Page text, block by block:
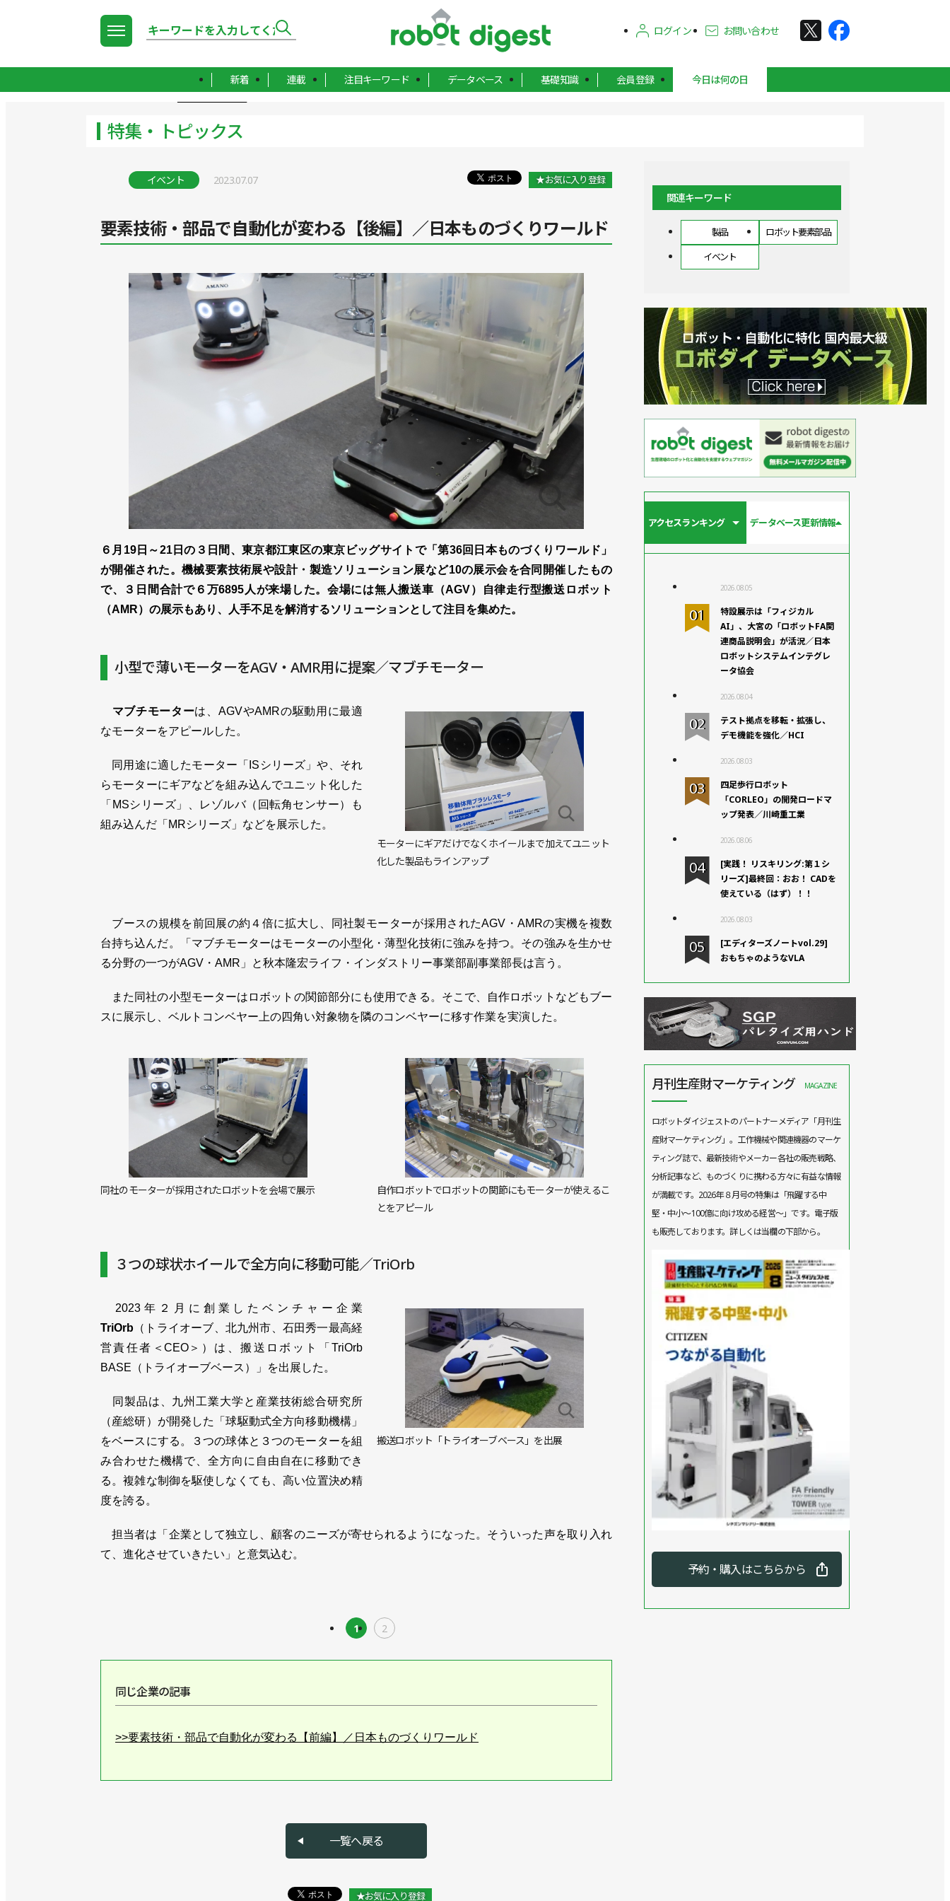
ログイン お問い合わせ
新着 連載 注目キーワード データベース 基礎知識 会員登録 今日は何の日
特集・トピックス
イベント 2023.07.07 ★お気に入り登録
要素技術・部品で自動化が変わる【後編】／日本ものづくりワールド
６月19日～21日の３日間、東京都江東区の東京ビッグサイトで「第36回日本ものづくりワールド」
が開催された。機械要素技術展や設計・製造ソリューション展など10の展示会を合同開催したもの
で、３日間合計で６万6895人が来場した。会場には無人搬送車（AGV）自律走行型搬送ロボット
（AMR）の展示もあり、人手不足を解消するソリューションとして注目を集めた。
小型で薄いモーターをAGV・AMR用に提案／マブチモーター
モーターにギアだけでなくホイールまで加えてユニット
化した製品もラインアップ
マブチモーターは、AGVやAMRの駆動用に最適
なモーターをアピールした。
同用途に適したモーター「ISシリーズ」や、それ
らモーターにギアなどを組み込んでユニット化した
「MSシリーズ」、レゾルバ（回転角センサー）も
組み込んだ「MRシリーズ」などを展示した。
ブースの規模を前回展の約４倍に拡大し、同社製モーターが採用されたAGV・AMRの実機を複数
台持ち込んだ。「マブチモーターはモーターの小型化・薄型化技術に強みを持つ。その強みを生かせ
る分野の一つがAGV・AMR」と秋本隆宏ライフ・インダストリー事業部副事業部長は言う。
また同社の小型モーターはロボットの関節部分にも使用できる。そこで、自作ロボットなどもブー
スに展示し、ベルトコンベヤー上の四角い対象物を隣のコンベヤーに移す作業を実演した。
同社のモーターが採用されたロボットを会場で展示
自作ロボットでロボットの関節にもモーターが使えるこ
とをアピール
３つの球状ホイールで全方向に移動可能／TriOrb
搬送ロボット「トライオーブベース」を出展
2023年２月に創業したベンチャー企業
TriOrb （トライオーブ、北九州市、石田秀一最高経
営責任者＜CEO＞）は、搬送ロボット「TriOrb
BASE（トライオーブベース）」を出展した。
同製品は、九州工業大学と産業技術総合研究所
（産総研）が開発した「球駆動式全方向移動機構」
をベースにする。３つの球体と３つのモーターを組
み合わせた機構で、全方向に自由自在に移動でき
る。複雑な制御を駆使しなくても、高い位置決め精
度を誇る。
担当者は「企業として独立し、顧客のニーズが寄せられるようになった。そういった声を取り入れ
て、進化させていきたい」と意気込む。
1 2
同じ企業の記事
>>要素技術・部品で自動化が変わる【前編】／日本ものづくりワールド
一覧へ戻る
★お気に入り登録
関連キーワード
製品
ロボット要素部品
イベント
アクセスランキング データベース更新情報
2026.08.05
特設展示は「フィジカル
AI」、大宮の「ロボットFA関
連商品説明会」が活況／日本
ロボットシステムインテグレ
ータ協会
2026.08.04
テスト拠点を移転・拡張し、
デモ機能を強化／HCI
2026.08.03
四足歩行ロボット
「CORLEO」の開発ロードマ
ップ発表／川崎重工業
2026.08.06
[実践！ リスキリング:第１シ
リーズ]最終回：おお！ CADを
使えている（はず）！！
2026.08.03
[エディターズノートvol.29]
おもちゃのようなVLA
月刊生産財マーケティング MAGAZINE
ロボットダイジェストのパートナーメディア「月刊生
産財マーケティング」。工作機械や関連機器のマーケ
ティング誌で、最新技術やメーカー各社の販売戦略、
分析記事など、ものづくりに携わる方々に有益な情報
が満載です。2026年８月号の特集は「飛躍する中
堅・中小～100億に向け攻める経営～」です。電子版
も販売しております。詳しくは当欄の下部から。
予約・購入はこちらから